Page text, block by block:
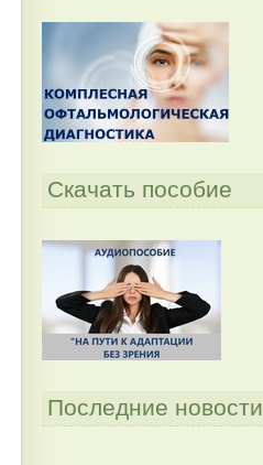
Скачать пособие
Последние новости